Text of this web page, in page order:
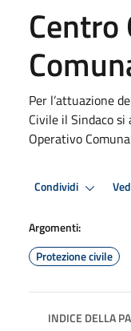
Per l’attuazione
Civile il Sindaco
Operativo
Condividi
Argomenti:
Protezione civile
INDICE DELLA